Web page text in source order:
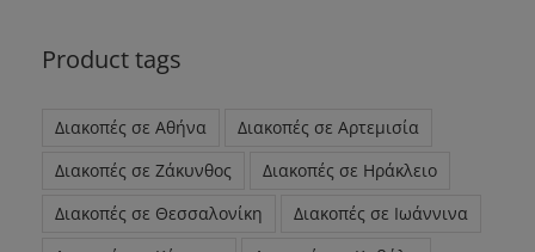
Product tags
Διακοπές σε Αθήνα
Διακοπές σε Αρτεμισία
Διακοπές σε Ζάκυνθος
Διακοπές σε Ηράκλειο
Διακοπές σε Θεσσαλονίκη
Διακοπές σε Ιωάννινα